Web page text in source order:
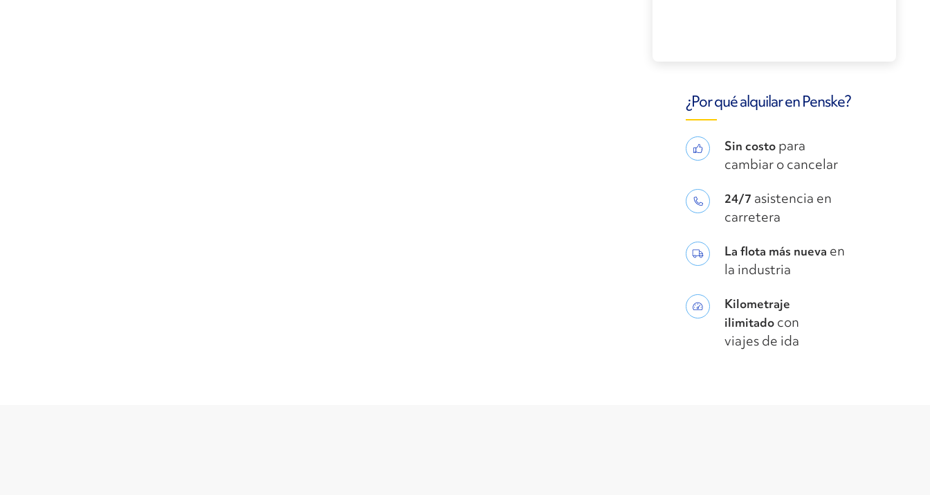
¿Por qué alquilar en Penske?
Sin costo para
cambiar o cancelar
24/7 asistencia en
carretera
La flota más nueva en
la industria
Kilometraje
ilimitado con
viajes de ida